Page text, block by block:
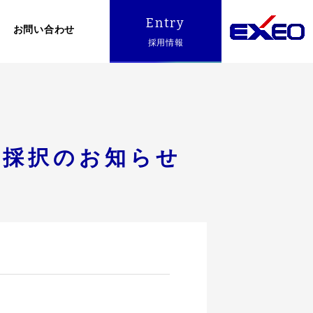
お問い合わせ Entry
採用情報
択のお知らせ